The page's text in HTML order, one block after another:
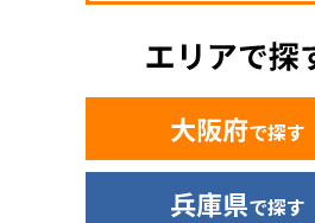
大阪府で探す
兵庫県で探す